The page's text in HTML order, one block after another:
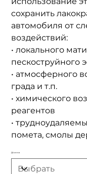
сохранить
автомобиля от
воздействий:
• локального
пескоструйного
• атмосферного
града и т.п.
• химического
реагентов
•
помета, смолы
Длинна